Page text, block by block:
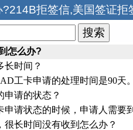
拒签信,美国签证拒
怎么办?
长时间？
工卡申请的处理时间是90天。
申请的状态？
请状态的时候，申请人需要
长时间没有收到怎么办？